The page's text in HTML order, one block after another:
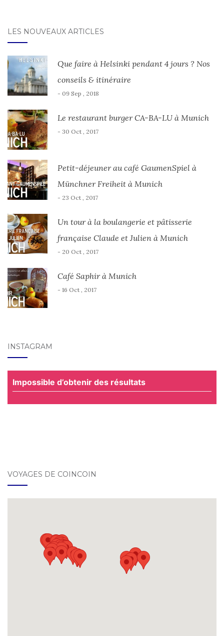
LES NOUVEAUX ARTICLES
Que faire à Helsinki pendant 4 jours ? Nos
conseils & itinéraire
- 09 Sep , 2018
Le restaurant burger CA-BA-LU à Munich
- 30 Oct , 2017
Petit-déjeuner au café GaumenSpiel à
Münchner Freiheit à Munich
- 23 Oct , 2017
Un tour à la boulangerie et pâtisserie
française Claude et Julien à Munich
- 20 Oct , 2017
Café Saphir à Munich
- 16 Oct , 2017
INSTAGRAM
Impossible d’obtenir des résultats
VOYAGES DE COINCOIN